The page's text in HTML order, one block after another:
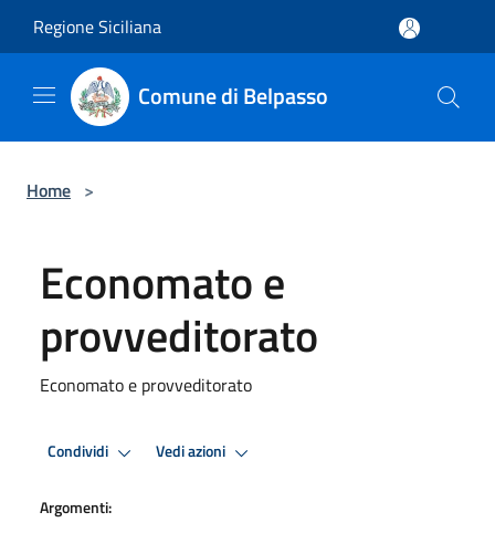
Regione Siciliana
Comune di Belpasso
Home >
Economato e
provveditorato
Economato e provveditorato
Condividi Vedi azioni
Argomenti: